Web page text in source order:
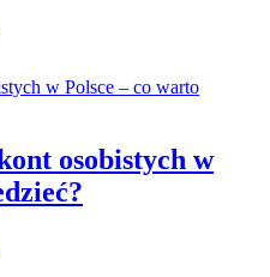
osobistych w